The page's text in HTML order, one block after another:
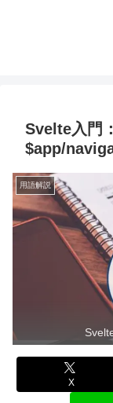
Svelte入門
$app/
用語解説
X